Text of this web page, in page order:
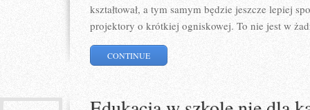
kształtował, a tym samym będzie jeszcze lepiej
projektory o krótkiej ogniskowej. To nie jest w
CONTINUE